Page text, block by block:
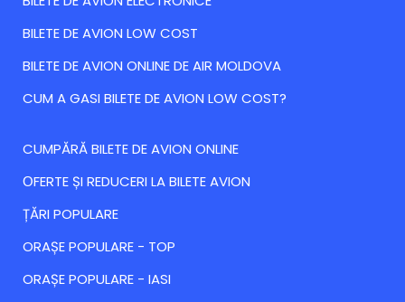
BILETE DE AVION LOW COST
BILETE DE AVION ONLINE DE AIR MOLDOVA
CUM A GASI BILETE DE AVION LOW COST?
CUMPĂRĂ BILETE DE AVION ONLINE
ОFERTE ȘI REDUCERI LA BILETE AVION
ȚĂRI POPULARE
ORAȘE POPULARE - TOP
ORAȘE POPULARE - IASI